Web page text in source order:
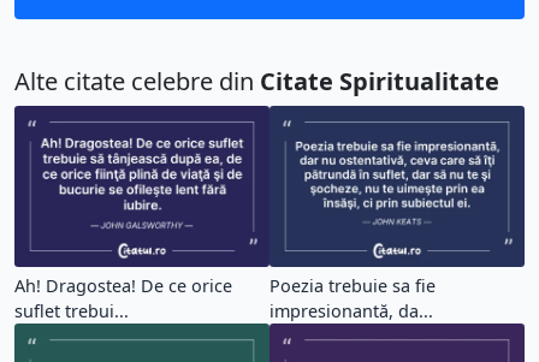
Alte citate celebre din Citate Spiritualitate
Ah! Dragostea! De ce orice
suflet trebui...
Poezia trebuie sa fie
impresionantă, da...